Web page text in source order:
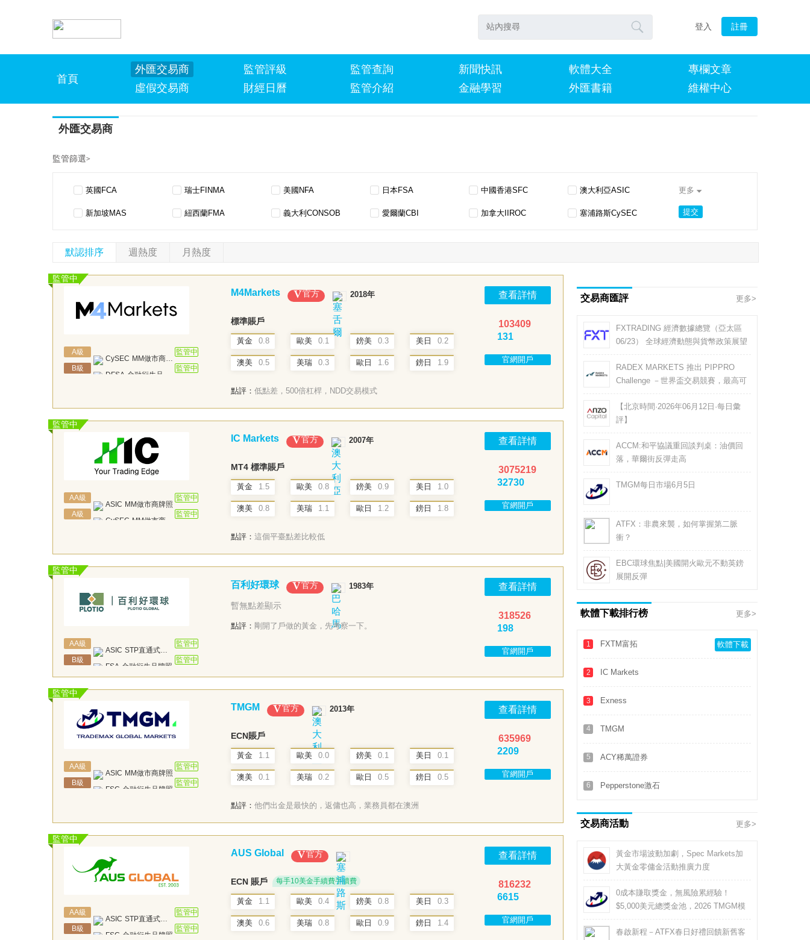
 登入 註冊
首頁
外匯交易商
虛假交易商
監管評級
財經日曆
監管查詢
監管介紹
新聞快訊
金融學習
軟體大全
外匯書籍
專欄文章
維權中心
外匯交易商
監管篩選>
英國FCA 瑞士FINMA 美國NFA 日本FSA 中國香港SFC 澳大利亞ASIC
新加坡MAS 紐西蘭FMA 義大利CONSOB 愛爾蘭CBI 加拿大IIROC 塞浦路斯CySEC
迪拜DFSA 俄羅斯CBRF
更多 
提交
默認排序 週熱度 月熱度
監管中
A級
CySEC MM做市商牌照
監管中
B級
DFSA 金融衍生品牌照
監管中
M4Markets 官方 2018年
標準賬戶
黃金 0.8 歐美 0.1 鎊美 0.3 美日 0.2
澳美 0.5 美瑞 0.3 歐日 1.6 鎊日 1.9
點評： 低點差，500倍杠桿，NDD交易模式
查看詳情
103409
131
官網開戶
監管中
AA級
ASIC MM做市商牌照
監管中
A級
CySEC MM做市商牌照
監管中
IC Markets 官方 2007年
MT4 標準賬戶
黃金 1.5 歐美 0.8 鎊美 0.9 美日 1.0
澳美 0.8 美瑞 1.1 歐日 1.2 鎊日 1.8
點評： 這個平臺點差比較低
查看詳情
3075219
32730
官網開戶
監管中
AA級
ASIC STP直通式牌照
監管中
B級
FSA 金融衍生品牌照
監管中
百利好環球 官方 1983年
暫無點差顯示
點評： 剛開了戶做的黃金，先考察一下。
查看詳情
318526
198
官網開戶
監管中
AA級
ASIC MM做市商牌照
監管中
B級
FSC 金融衍生品牌照
監管中
TMGM 官方 2013年
ECN賬戶
黃金 1.1 歐美 0.0 鎊美 0.1 美日 0.1
澳美 0.1 美瑞 0.2 歐日 0.5 鎊日 0.5
點評： 他們出金是最快的，返傭也高，業務員都在澳洲
查看詳情
635969
2209
官網開戶
監管中
AA級
ASIC STP直通式牌照
監管中
B級
FSC 金融衍生品牌照
監管中
AUS Global 官方
ECN 賬戶 每手10美金手續費手續費
黃金 1.1 歐美 0.4 鎊美 0.8 美日 0.3
澳美 0.6 美瑞 0.8 歐日 0.9 鎊日 1.4
查看詳情
816232
6615
官網開戶
交易商匯評 更多>
FXTRADING 經濟數據總覽（亞太區
06/23） 全球經濟動態與貨幣政策展望
RADEX MARKETS 推出 PIPPRO
Challenge －世界盃交易競賽，最高可
【北京時間·2026年06月12日·每日彙
評】
ACCM:和平協議重回談判桌：油價回
落，華爾街反彈走高
TMGM每日市場6月5日
ATFX：非農來襲，如何掌握第二脈
衝？
EBC環球焦點|美國開火歐元不動英鎊
展開反彈
軟體下載排行榜 更多>
1 FXTM富拓 軟體下載
2 IC Markets
3 Exness
4 TMGM
5 ACY稀萬證券
6 Pepperstone激石
交易商活動 更多>
黃金市場波動加劇，Spec Markets加
大黃金零傭金活動推廣力度
0成本賺取獎金，無風險累經驗！
$5,000美元總獎金池，2026 TMGM模
春啟新程－ATFX春日好禮回饋新舊客